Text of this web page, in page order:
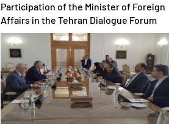
Participation of the Minister of Foreign
Affairs in the Tehran Dialogue Forum